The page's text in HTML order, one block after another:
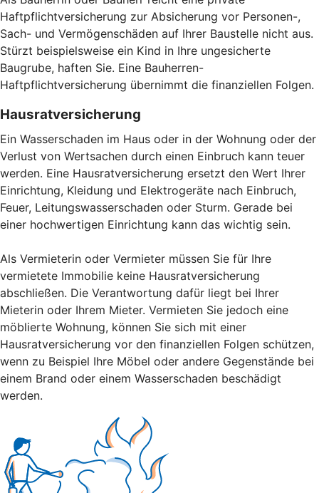
Haftpflichtversicherung zur Absicherung vor Personen-,
Sach- und Vermögenschäden auf Ihrer Baustelle nicht aus.
Stürzt beispielsweise ein Kind in Ihre ungesicherte
Baugrube, haften Sie. Eine Bauherren-
Haftpflichtversicherung übernimmt die finanziellen Folgen.
Hausratversicherung
Ein Wasserschaden im Haus oder in der Wohnung oder der
Verlust von Wertsachen durch einen Einbruch kann teuer
werden. Eine Hausratversicherung ersetzt den Wert Ihrer
Einrichtung, Kleidung und Elektrogeräte nach Einbruch,
Feuer, Leitungswasserschaden oder Sturm. Gerade bei
einer hochwertigen Einrichtung kann das wichtig sein.
Als Vermieterin oder Vermieter müssen Sie für Ihre
vermietete Immobilie keine Hausratversicherung
abschließen. Die Verantwortung dafür liegt bei Ihrer
Mieterin oder Ihrem Mieter. Vermieten Sie jedoch eine
möblierte Wohnung, können Sie sich mit einer
Hausratversicherung vor den finanziellen Folgen schützen,
wenn zu Beispiel Ihre Möbel oder andere Gegenstände bei
einem Brand oder einem Wasserschaden beschädigt
werden.